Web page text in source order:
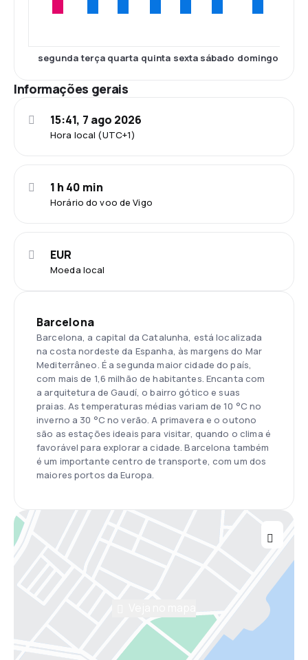
segunda terça quarta quinta sexta sábado domingo
Informações gerais
Hora local (UTC+1)
15:41, 7 ago 2026
Horário do voo de Vigo
1 h 40 min
Moeda local
EUR
Barcelona
Barcelona, a capital da Catalunha, está localizada
na costa nordeste da Espanha, às margens do Mar
Mediterrâneo. É a segunda maior cidade do país,
com mais de 1,6 milhão de habitantes. Encanta com
a arquitetura de Gaudí, o bairro gótico e suas
praias. As temperaturas médias variam de 10 °C no
inverno a 30 °C no verão. A primavera e o outono
são as estações ideais para visitar, quando o clima é
favorável para explorar a cidade. Barcelona também
é um importante centro de transporte, com um dos
maiores portos da Europa.